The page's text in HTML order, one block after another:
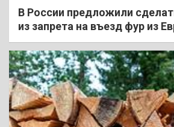
В России предложили
из запрета на въезд фур из